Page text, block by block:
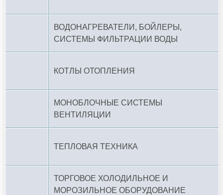
ВОДОНАГРЕВАТЕЛИ, БОЙЛЕРЫ,
СИСТЕМЫ ФИЛЬТРАЦИИ ВОДЫ
КОТЛЫ ОТОПЛЕНИЯ
МОНОБЛОЧНЫЕ СИСТЕМЫ
ВЕНТИЛЯЦИИ
ТЕПЛОВАЯ ТЕХНИКА
ТОРГОВОЕ ХОЛОДИЛЬНОЕ И
МОРОЗИЛЬНОЕ ОБОРУДОВАНИЕ